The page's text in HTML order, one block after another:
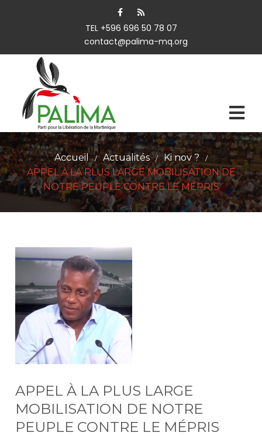
TEL +596 696 50 78 07
contact@palima-mq.org
Accueil / Actualités / Ki nov ? /
APPEL À LA PLUS LARGE MOBILISATION DE
NOTRE PEUPLE CONTRE LE MÉPRIS
APPEL À LA PLUS LARGE
MOBILISATION DE NOTRE
PEUPLE CONTRE LE MÉPRIS